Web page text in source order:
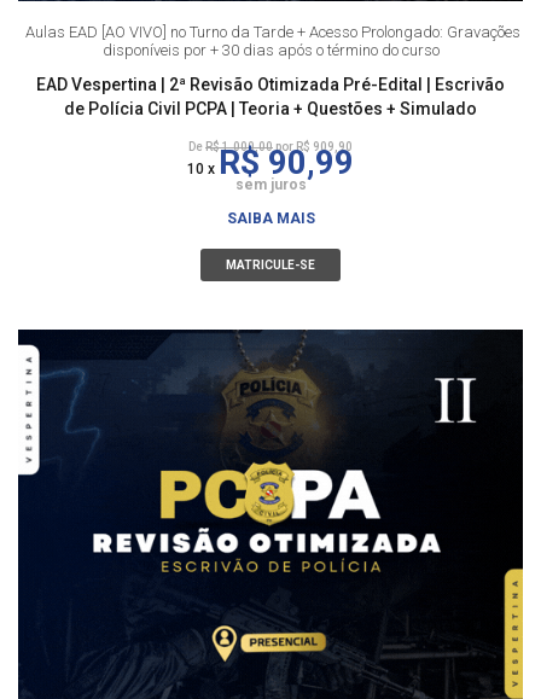
Aulas EAD [AO VIVO] no Turno da Tarde + Acesso Prolongado: Gravações
disponíveis por + 30 dias após o término do curso
EAD Vespertina | 2ª Revisão Otimizada Pré-Edital | Escrivão
de Polícia Civil PCPA | Teoria + Questões + Simulado
DeR$ 1.000,00 por R$ 909,90
10 x R$ 90,99
sem juros
SAIBA MAIS
MATRICULE-SE